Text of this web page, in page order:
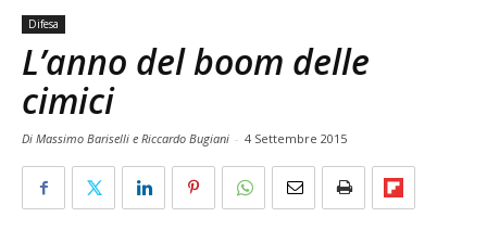
Difesa
L’anno del boom delle
cimici
Di Massimo Bariselli e Riccardo Bugiani - 4 Settembre 2015